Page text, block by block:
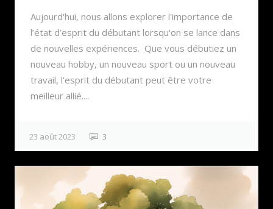
Aujourd'hui, nous allons explorer l'importance de
l’état d’esprit du débutant lorsqu'on se lance dans
de nouvelles expériences. Que vous débutiez un
nouveau hobby, un nouveau sport ou un nouveau
travail, l'esprit du débutant peut être votre
meilleur allié....
23 août 2023 3